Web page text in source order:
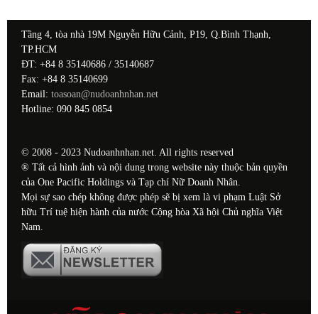
Tầng 4, tòa nhà 19M Nguyễn Hữu Cảnh, P19, Q.Bình Thạnh,
TP.HCM
ĐT: +84 8 35140686 / 35140687
Fax: +84 8 35140699
Email: toasoan@nudoanhnhan.net
Hotline: 090 845 0854
© 2008 - 2023 Nudoanhnhan.net. All rights reserved
® Tất cả hình ảnh và nội dung trong website này thuộc bản quyền
của One Pacific Holdings và Tạp chí Nữ Doanh Nhân.
Mọi sự sao chép không được phép sẽ bị xem là vi phạm Luật Sở
hữu Trí tuệ hiện hành của nước Cộng hòa Xã hội Chủ nghĩa Việt
Nam.